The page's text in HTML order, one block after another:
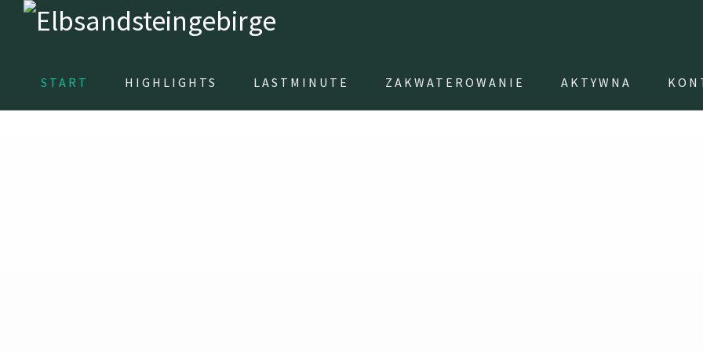
START HIGHLIGHTS LASTMINUTE ZAKWATEROWANIE AKTYWNA